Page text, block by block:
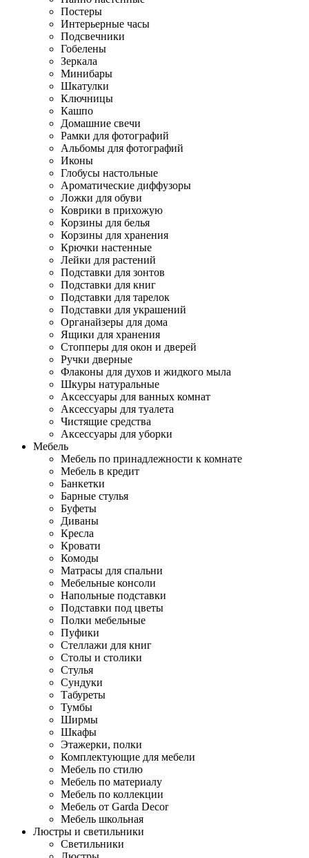
Постеры
Интерьерные часы
Подсвечники
Гобелены
Зеркала
Минибары
Шкатулки
Ключницы
Кашпо
Домашние свечи
Рамки для фотографий
Альбомы для фотографий
Иконы
Глобусы настольные
Ароматические диффузоры
Ложки для обуви
Коврики в прихожую
Корзины для белья
Корзины для хранения
Крючки настенные
Лейки для растений
Подставки для зонтов
Подставки для книг
Подставки для тарелок
Подставки для украшений
Органайзеры для дома
Ящики для хранения
Стопперы для окон и дверей
Ручки дверные
Флаконы для духов и жидкого мыла
Шкуры натуральные
Аксессуары для ванных комнат
Аксессуары для туалета
Чистящие средства
Аксессуары для уборки
Мебель
Мебель по принадлежности к комнате
Мебель в кредит
Банкетки
Барные стулья
Буфеты
Диваны
Кресла
Кровати
Комоды
Матрасы для спальни
Мебельные консоли
Напольные подставки
Подставки под цветы
Полки мебельные
Пуфики
Стеллажи для книг
Столы и столики
Стулья
Сундуки
Табуреты
Тумбы
Ширмы
Шкафы
Этажерки, полки
Комплектующие для мебели
Мебель по стилю
Мебель по материалу
Мебель по коллекции
Мебель от Garda Decor
Мебель школьная
Люстры и светильники
Светильники